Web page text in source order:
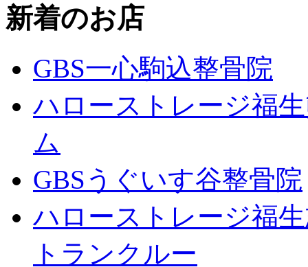
新着のお店
GBS一心駒込整骨院
ハローストレージ福
ム
GBSうぐいす谷整骨院
ハローストレージ福
トランクルー